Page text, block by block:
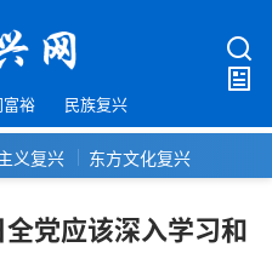
富裕 民族复兴
义复兴 东方文化复兴
党应该深入学习和